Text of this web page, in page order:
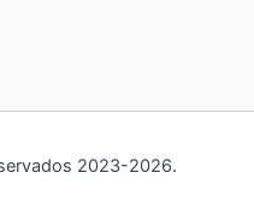
2023-2026.